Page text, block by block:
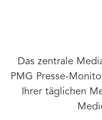
Das zentrale
PMG Presse-
Ihrer täglichen